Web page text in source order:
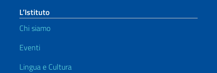
L’Istituto
Chi siamo
Eventi
Lingua e Cultura